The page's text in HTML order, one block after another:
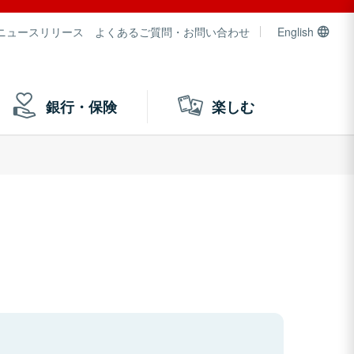
ュースリリース よくあるご質問・お問い合わせ English
銀行・保険 楽しむ